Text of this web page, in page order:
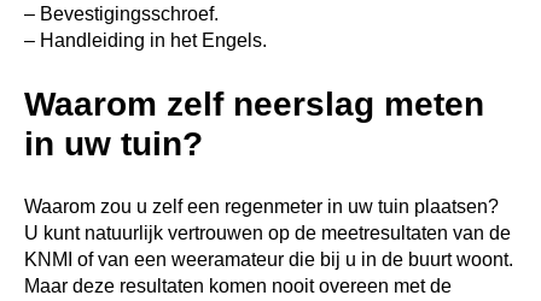
– Bevestigingsschroef.
– Handleiding in het Engels.
Waarom zelf neerslag meten
in uw tuin?
Waarom zou u zelf een regenmeter in uw tuin plaatsen?
U kunt natuurlijk vertrouwen op de meetresultaten van de
KNMI of van een weeramateur die bij u in de buurt woont.
Maar deze resultaten komen nooit overeen met de